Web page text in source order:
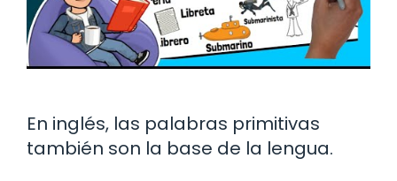
En inglés, las palabras primitivas
también son la base de la lengua.